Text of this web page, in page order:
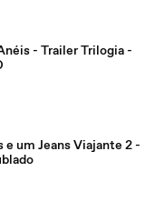
- Trailer Trilogia -
e um Jeans Viajante 2 -